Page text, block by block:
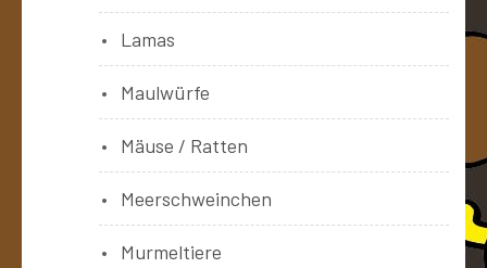
Lamas
Maulwürfe
Mäuse / Ratten
Meerschweinchen
Murmeltiere